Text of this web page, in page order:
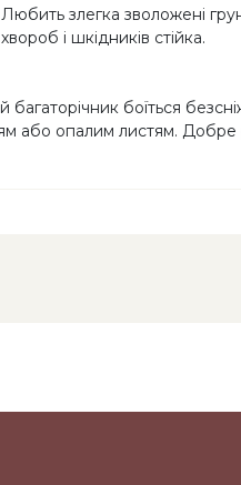
злегка зволожені
і шкідників стійка.
боїться
або опалим листям.